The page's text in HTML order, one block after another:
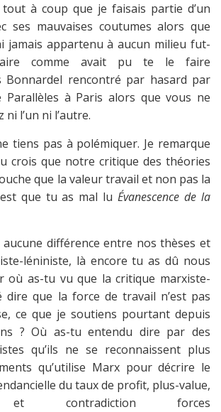
tout à coup que je faisais partie d’un
ses mauvaises coutumes alors que
jamais appartenu à aucun milieu fut-
comme avait pu te le faire
Bonnardel rencontré par hasard par
à Paris alors que vous ne
l’un ni l’autre.
tiens pas à polémiquer. Je remarque
crois que notre critique des théories
que la valeur travail et non pas la
que tu as mal luÉvanescence de la
différence entre nos thèses et
léniniste, là encore tu as dû nous
où as-tu vu que la critique marxiste-
dire que la force de travail n’est pas
ce que je soutiens pourtant depuis
? Où as-tu entendu dire par des
qu’ils ne se reconnaissent plus
qu’utilise Marx pour décrire le
du taux de profit, plus-value,
et contradiction forces